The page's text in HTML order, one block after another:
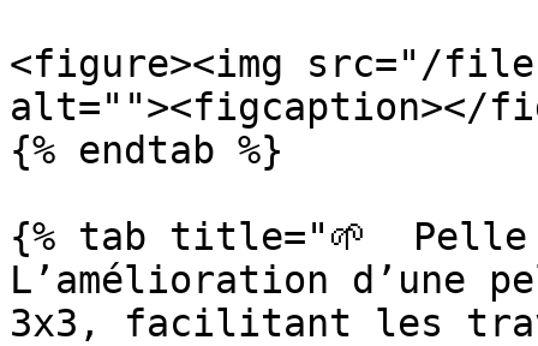
<figure><img src="/files/
alt=""><figcaption></
{% endtab %}
{% tab title="🌱  Pelle
L’amélioration d’une
3x3, facilitant les